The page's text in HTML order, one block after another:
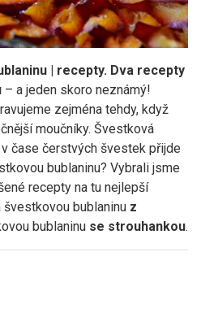
| recepty. Dva recepty
– a jeden skoro neznámý!
zejména tehdy, když
moučníky. Švestková
čase čerstvých švestek přijde
bublaninu? Vybrali jsme
recepty na tu nejlepší
bublaninu z
bublaninu se strouhankou.